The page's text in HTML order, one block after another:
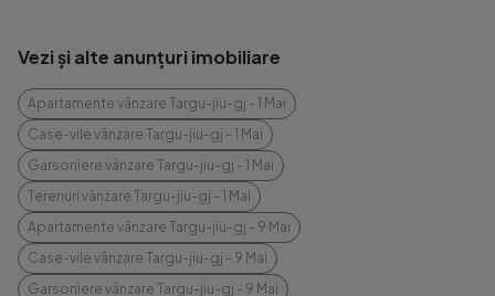
Vezi și alte anunțuri imobiliare
Apartamente vânzare Targu-jiu-gj - 1 Mai
Case-vile vânzare Targu-jiu-gj - 1 Mai
Garsoniere vânzare Targu-jiu-gj - 1 Mai
Terenuri vânzare Targu-jiu-gj - 1 Mai
Apartamente vânzare Targu-jiu-gj - 9 Mai
Case-vile vânzare Targu-jiu-gj - 9 Mai
Garsoniere vânzare Targu-jiu-gj - 9 Mai